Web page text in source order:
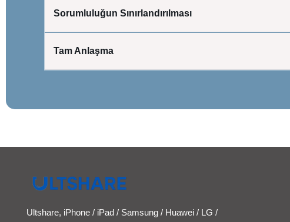
Sorumluluğun Sınırlandırılması
Tam Anlaşma
Ultshare, iPhone / iPad / Samsung / Huawei / LG /